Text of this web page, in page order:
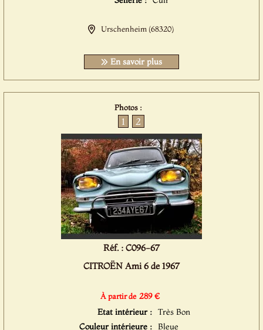
Urschenheim (68320)
En savoir plus
Photos :
1 2
Réf. : C096-67
CITROËN Ami 6 de 1967
À partir de 289 €
Etat intérieur : Très Bon
Couleur intérieure : Bleue